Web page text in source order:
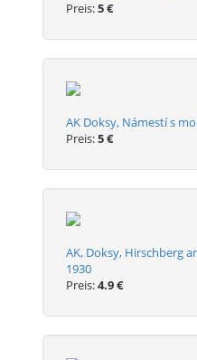
Preis:5 €
AK Doksy, Námestí s
Preis:5 €
AK, Doksy, Hirschberg
1930
Preis:4.9 €